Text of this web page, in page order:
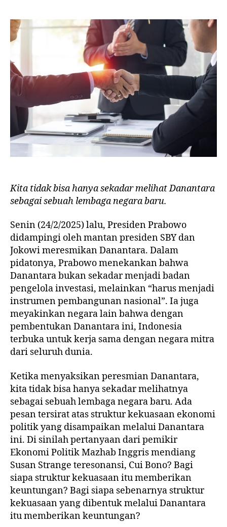
Kita tidak bisa hanya sekadar melihat Danantara
sebagai sebuah lembaga negara baru.
Senin (24/2/2025) lalu, Presiden Prabowo
didampingi oleh mantan presiden SBY dan
Jokowi meresmikan Danantara. Dalam
pidatonya, Prabowo menekankan bahwa
Danantara bukan sekadar menjadi badan
pengelola investasi, melainkan “harus menjadi
instrumen pembangunan nasional”. Ia juga
meyakinkan negara lain bahwa dengan
pembentukan Danantara ini, Indonesia
terbuka untuk kerja sama dengan negara mitra
dari seluruh dunia.
Ketika menyaksikan peresmian Danantara,
kita tidak bisa hanya sekadar melihatnya
sebagai sebuah lembaga negara baru. Ada
pesan tersirat atas struktur kekuasaan ekonomi
politik yang disampaikan melalui Danantara
ini. Di sinilah pertanyaan dari pemikir
Ekonomi Politik Mazhab Inggris mendiang
Susan Strange teresonansi, Cui Bono? Bagi
siapa struktur kekuasaan itu memberikan
keuntungan? Bagi siapa sebenarnya struktur
kekuasaan yang dibentuk melalui Danantara
itu memberikan keuntungan?